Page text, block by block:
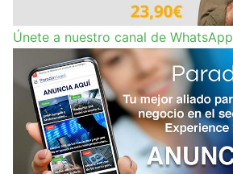
Únete a nuestro canal de WhatsApp